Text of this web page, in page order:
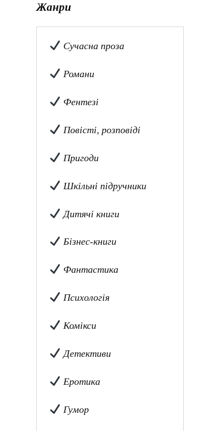
Жанри
Сучасна проза
Романи
Фентезі
Повісті, розповіді
Пригоди
Шкільні підручники
Дитячі книги
Бізнес-книги
Фантастика
Психологія
Комікси
Детективи
Еротика
Гумор